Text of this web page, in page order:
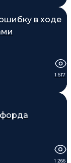
в ходе
1 617
1 266